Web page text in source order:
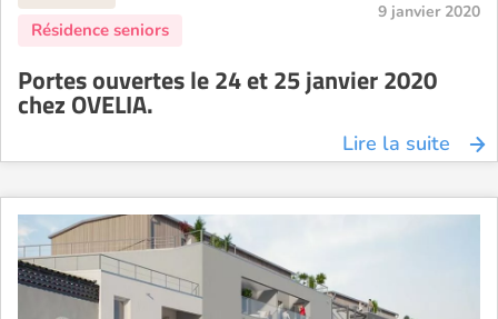
9 janvier 2020
Portes ouvertes le 24 et 25 janvier 2020
chez OVELIA.
Lire la suite